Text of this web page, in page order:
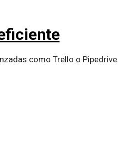
como Trello o Pipedrive.